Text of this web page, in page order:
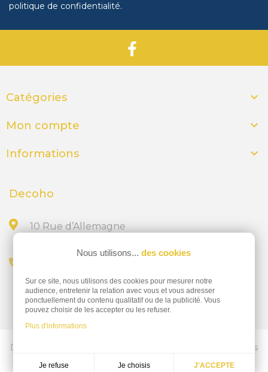
politique de confidentialité.
Catégories 
Mon compte 
Informations 
Decoho
10 Rue d’Allemagne
02 28 23 15 32
Nous utilisons... des cookies
Sur ce site, nous utilisons des cookies pour mesurer notre
audience, entretenir la relation avec vous et vous adresser
ponctuellement du contenu qualitatif ou de la publicité. Vous
pouvez choisir de les accepter ou les refuser.
Plus d'informations
Je refuse Je choisis J'ACCEPTE
Découvrez nos services d'impressions professionnelles